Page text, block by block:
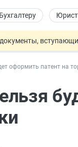
Бухгалтеру
спецрежима для
платёж СПОТ
оформить патент на